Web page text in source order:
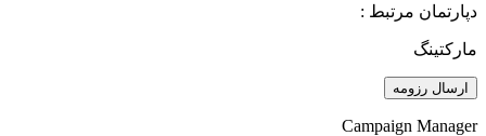
دپارتمان مرتبط :
مارکتینگ
ارسال رزومه
Campaign Manager